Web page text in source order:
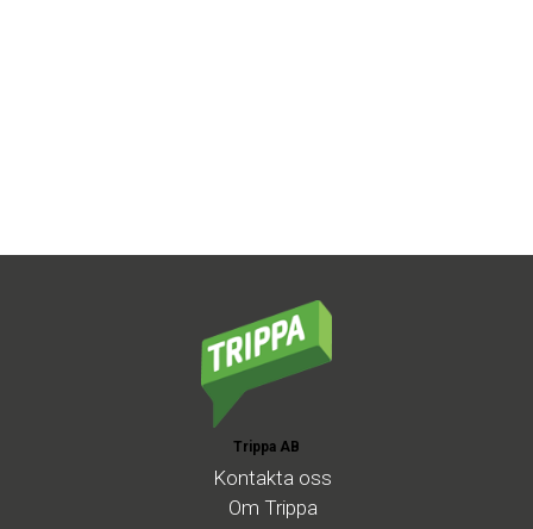
Trippa AB
Kontakta oss
Om Trippa